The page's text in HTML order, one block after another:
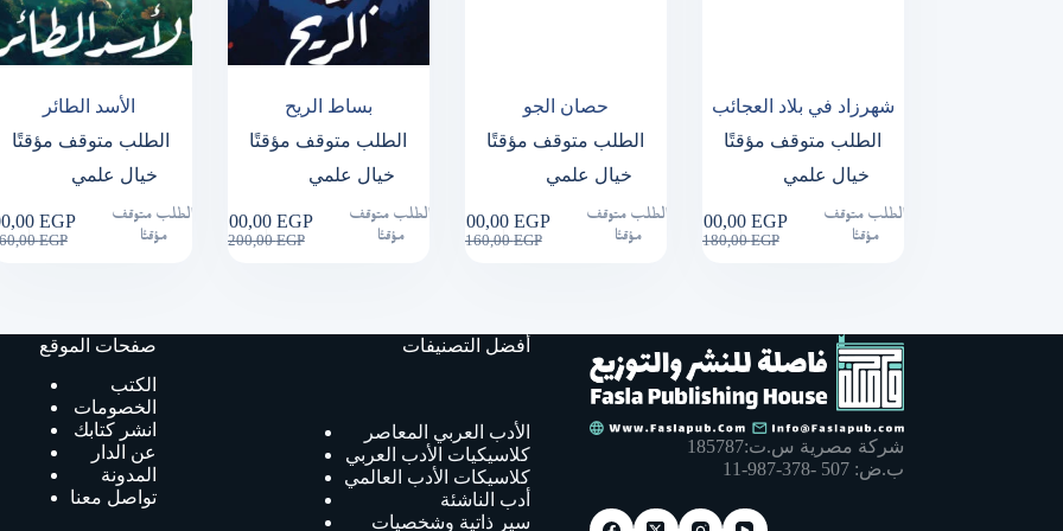
الطلب متوقف مؤقتًا
خيال علمي
EGP
Original
EGP
Current
الطلب متوقف
مؤقتًا
بساط الريح
الطلب متوقف مؤقتًا
خيال علمي
200,00EGP
Original
100,00 EGP
Current
الطلب متوقف
مؤقتًا
حصان الجو
الطلب متوقف مؤقتًا
خيال علمي
160,00EGP
Original
100,00 EGP
Current
الطلب متوقف
مؤقتًا
شهرزاد في بلاد العجائب
الطلب متوقف مؤقتًا
خيال علمي
180,00EGP
Original
100,00 EGP
Current
الطلب متوقف
مؤقتًا
صفحات الموقع
الكتب
الخصومات
انشر كتابك
عن الدار
المدونة
تواصل معنا
أفضل التصنيفات
الأدب العربي المعاصر
كلاسيكيات الأدب العربي
كلاسيكات الأدب العالمي
أدب الناشئة
سير ذاتية وشخصيات
شركة مصرية س.ت:185787
ب.ض: 507 -378-987-11